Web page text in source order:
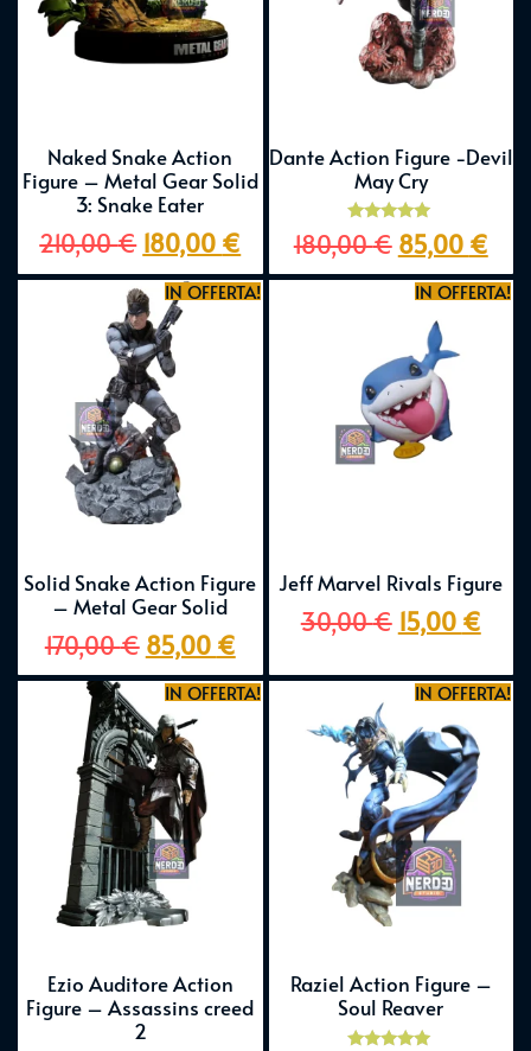
Naked Snake Action
Figure – Metal Gear Solid
3: Snake Eater
210,00€ 180,00 €
Dante Action Figure -Devil
May Cry
Valutato
5.00
180,00€ 85,00 €
IN OFFERTA!
Solid Snake Action Figure
– Metal Gear Solid
170,00€ 85,00 €
IN OFFERTA!
Jeff Marvel Rivals Figure
30,00€ 15,00 €
IN OFFERTA!
Ezio Auditore Action
Figure – Assassins creed
2
IN OFFERTA!
Raziel Action Figure –
Soul Reaver